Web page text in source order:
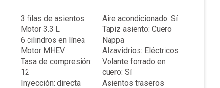
3 filas de asientos
Motor 3.3 L
6 cilindros en línea
Motor MHEV
Tasa de compresión:
12
Inyección: directa
Aire acondicionado: Sí
Tapiz asiento: Cuero
Nappa
Alzavidrios: Eléctricos
Volante forrado en
cuero: Sí
Asientos traseros